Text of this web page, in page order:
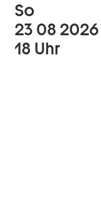
So
23 08 2026
18 Uhr